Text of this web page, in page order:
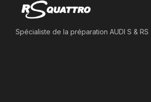
Spécialiste de la préparation AUDI S & RS